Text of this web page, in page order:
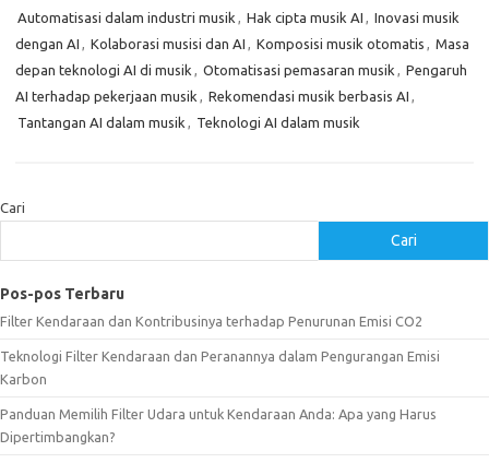
Automatisasi dalam industri musik , Hak cipta musik AI , Inovasi musik
dengan AI , Kolaborasi musisi dan AI , Komposisi musik otomatis , Masa
depan teknologi AI di musik , Otomatisasi pemasaran musik , Pengaruh
AI terhadap pekerjaan musik , Rekomendasi musik berbasis AI ,
Tantangan AI dalam musik , Teknologi AI dalam musik
Cari
Cari
Pos-pos Terbaru
Filter Kendaraan dan Kontribusinya terhadap Penurunan Emisi CO2
Teknologi Filter Kendaraan dan Peranannya dalam Pengurangan Emisi
Karbon
Panduan Memilih Filter Udara untuk Kendaraan Anda: Apa yang Harus
Dipertimbangkan?